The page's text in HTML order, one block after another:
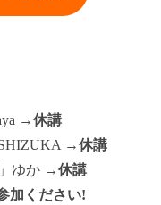
→休講
SHIZUKA →休講
」ゆか →休講
加ください!